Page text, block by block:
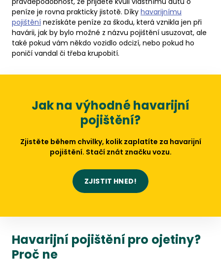
peníze je rovna prakticky jistotě. Díky havarijnímu
pojištění nezískáte peníze za škodu, která vznikla jen při
havárii, jak by bylo možné z názvu pojištění usuzovat, ale
také pokud vám někdo vozidlo odcizí, nebo pokud ho
poničí vandal či třeba krupobití.
Jak na výhodné havarijní
pojištění?
Zjistěte během chvilky, kolik zaplatíte za havarijní
pojištění. Stačí znát značku vozu.
ZJISTIT HNED!
Havarijní pojištění pro ojetiny?
Proč ne